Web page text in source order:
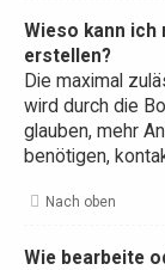
Wieso kann
erstellen?
Die maximal
wird durch die
glauben, mehr
benötigen,
Nach oben
Wie bearbeite